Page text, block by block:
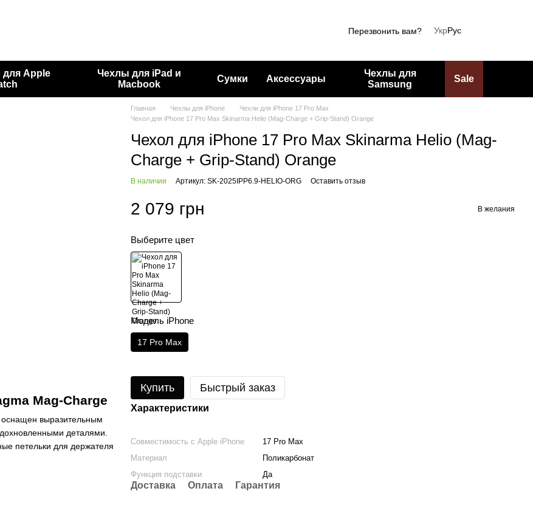
Перезвонить вам? УкрРус
для Apple
Чехлы для iPad и
Macbook
Сумки Аксессуары
Чехлы для
Samsung
Sale
Mag-Charge
выразительным
деталями.
петельки для держателя
Главная Чехлы для iPhone
Чехли для iPhone 17 Pro Max
Чехол для iPhone 17 Pro Max Skinarma Helio (Mag-Charge + Grip-Stand) Orange
Чехол для iPhone 17 Pro Max Skinarma Helio (Mag-
Charge + Grip-Stand) Orange
В наличии Артикул: SK-2025IPP6.9-HELIO-ORG Оставить отзыв
2 079 грн В желания
Выберите цвет
Модель iPhone
17 Pro Max
Купить Быстрый заказ
Характеристики
Совместимость с Apple iPhone
17 Pro Max
Материал
Поликарбонат
Функция подставки
Да
Доставка Оплата Гарантия